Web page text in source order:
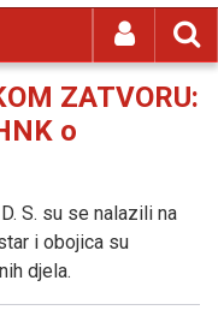
ZATVORU:
o
S. su se nalazili na
i obojica su
djela.